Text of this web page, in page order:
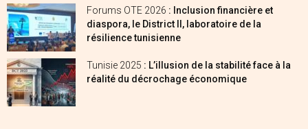
Forums OTE 2026 : Inclusion financière et
diaspora, le District II, laboratoire de la
résilience tunisienne
Tunisie 2025 : L’illusion de la stabilité face à la
réalité du décrochage économique